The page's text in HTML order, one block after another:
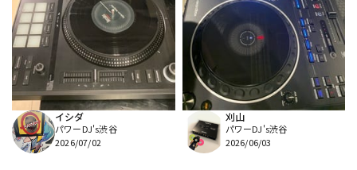
イシダ
パワーDJ's渋谷
2026/07/02
刈山
パワーDJ's渋谷
2026/06/03